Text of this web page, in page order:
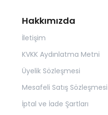
Hakkımızda
İletişim
KVKK Aydınlatma Metni
Üyelik Sözleşmesi
Mesafeli Satış Sözleşmesi
İptal ve İade Şartları